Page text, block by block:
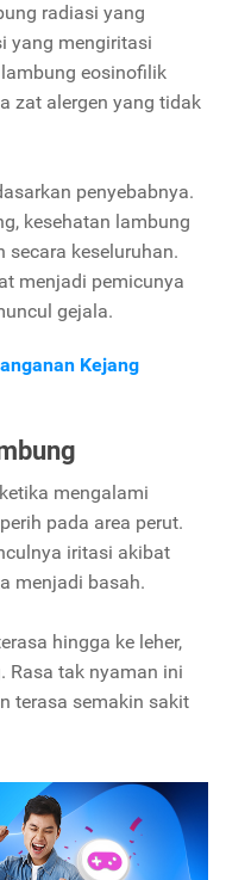
radiasi yang
yang mengiritasi
eosinofilik
zat alergen yang tidak
penyebabnya.
kesehatan lambung
keseluruhan.
menjadi pemicunya
gejala.
Kejang
mengalami
pada area perut.
iritasi akibat
menjadi basah.
hingga ke leher,
Rasa tak nyaman ini
terasa semakin sakit